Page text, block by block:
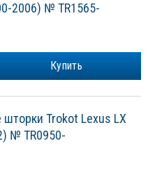
2006) № TR1565-
Купить
шторки Trokot Lexus LX
№ TR0950-